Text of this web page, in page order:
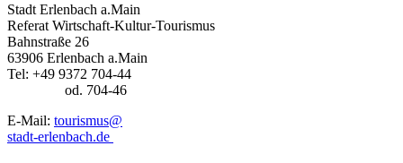
Stadt Erlenbach a.Main
Referat Wirtschaft-Kultur-Tourismus
Bahnstraße 26
63906 Erlenbach a.Main
Tel: +49 9372 704-44
od. 704-46
E-Mail: tourismus@
stadt-erlenbach.de